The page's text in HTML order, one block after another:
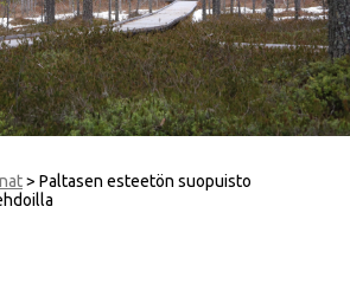
> Paltasen esteetön suopuisto